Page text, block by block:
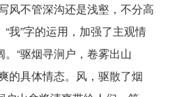
风不管深沟还是浅壑，不分高
我”字的运用，加强了主观情
“驱烟寻涧户，卷雾出山
的具体情态。风，驱散了烟